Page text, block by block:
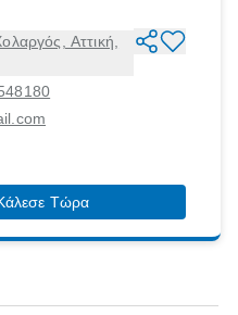
Αττική,
Τώρα